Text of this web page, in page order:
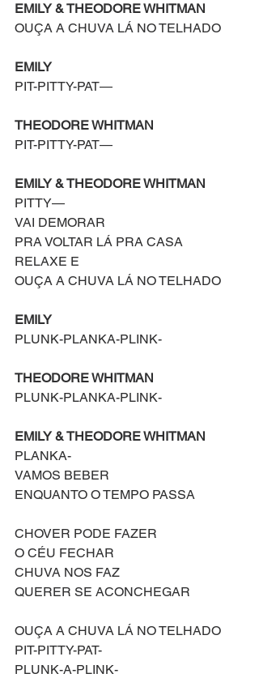
EMILY & THEODORE WHITMAN
OUÇA A CHUVA LÁ NO TELHADO
EMILY
PIT-PITTY-PAT—
THEODORE WHITMAN
PIT-PITTY-PAT—
EMILY & THEODORE WHITMAN
PITTY—
VAI DEMORAR
PRA VOLTAR LÁ PRA CASA
RELAXE E
OUÇA A CHUVA LÁ NO TELHADO
EMILY
PLUNK-PLANKA-PLINK-
THEODORE WHITMAN
PLUNK-PLANKA-PLINK-
EMILY & THEODORE WHITMAN
PLANKA-
VAMOS BEBER
ENQUANTO O TEMPO PASSA
CHOVER PODE FAZER
O CÉU FECHAR
CHUVA NOS FAZ
QUERER SE ACONCHEGAR
OUÇA A CHUVA LÁ NO TELHADO
PIT-PITTY-PAT-
PLUNK-A-PLINK-